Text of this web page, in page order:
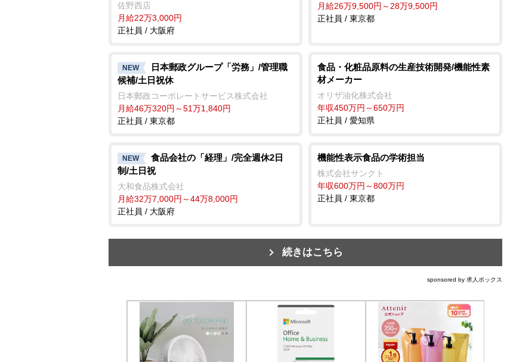
佐野西店
月給22万3,000円
正社員 / 大阪府
月給26万9,500円～28万9,500円
正社員 / 東京都
NEW
日本郵政グループ「労務」/管理職
候補/土日祝休
日本郵政コーポレートサービス株式会社
月給46万320円～51万1,840円
正社員 / 東京都
食品・化粧品原料の生産技術開発/機能性素
材メーカー
オリザ油化株式会社
年収450万円～650万円
正社員 / 愛知県
NEW
食品会社の「経理」/完全週休2日
制/土日祝
大和食品株式会社
月給32万7,000円～44万8,000円
正社員 / 大阪府
機能性表示食品の学術担当
株式会社サンクト
年収600万円～800万円
正社員 / 東京都
続きはこちら
sponsored by 求人ボックス